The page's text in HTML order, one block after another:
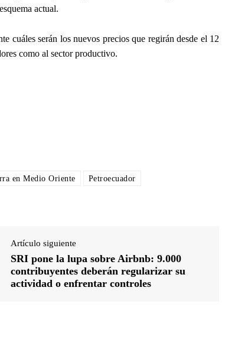
actual.
cuáles serán los nuevos precios que regirán desde el 12
como al sector productivo.
en Medio Oriente
Petroecuador
Artículo siguiente
SRI pone la lupa sobre Airbnb: 9.000
contribuyentes deberán regularizar su
actividad o enfrentar controles